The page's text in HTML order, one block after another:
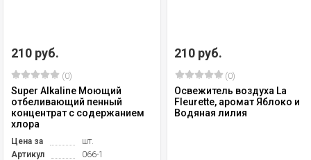
210 руб.
(0)
Super Alkaline Моющий
отбеливающий пенный
концентрат с содержанием
хлора
Цена за
шт.
Артикул
066-1
210 руб.
(0)
Освежитель воздуха La
Fleurette, аромат Яблоко и
Водяная лилия